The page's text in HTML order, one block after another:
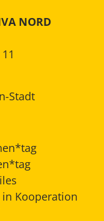
NORD
Stadt
Kooperation